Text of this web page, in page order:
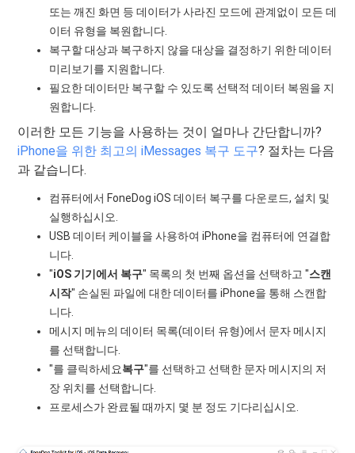
또는 깨진 화면 등 데이터가 사라진 모드에 관계없이 모든 데
이터 유형을 복원합니다.
복구할 대상과 복구하지 않을 대상을 결정하기 위한 데이터
미리보기를 지원합니다.
필요한 데이터만 복구할 수 있도록 선택적 데이터 복원을 지
원합니다.
이러한 모든 기능을 사용하는 것이 얼마나 간단합니까?
iPhone을 위한 최고의 iMessages 복구 도구? 절차는 다음
과 같습니다.
컴퓨터에서 FoneDog iOS 데이터 복구를 다운로드, 설치 및
실행하십시오.
USB 데이터 케이블을 사용하여 iPhone을 컴퓨터에 연결합
니다.
"iOS 기기에서 복구" 목록의 첫 번째 옵션을 선택하고 "스캔
시작" 손실된 파일에 대한 데이터를 iPhone을 통해 스캔합
니다.
메시지 메뉴의 데이터 목록(데이터 유형)에서 문자 메시지
를 선택합니다.
"를 클릭하세요복구"를 선택하고 선택한 문자 메시지의 저
장 위치를 ​​선택합니다.
프로세스가 완료될 때까지 몇 분 정도 기다리십시오.